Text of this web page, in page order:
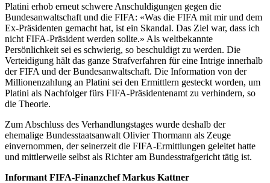
Platini erhob erneut schwere Anschuldigungen gegen die
Bundesanwaltschaft und die FIFA: «Was die FIFA mit mir und dem
Ex-Präsidenten gemacht hat, ist ein Skandal. Das Ziel war, dass ich
nicht FIFA-Präsident werden sollte.» Als weltbekannte
Persönlichkeit sei es schwierig, so beschuldigt zu werden. Die
Verteidigung hält das ganze Strafverfahren für eine Intrige innerhalb
der FIFA und der Bundesanwaltschaft. Die Information von der
Millionenzahlung an Platini sei den Ermittlern gesteckt worden, um
Platini als Nachfolger fürs FIFA-Präsidentenamt zu verhindern, so
die Theorie.
Zum Abschluss des Verhandlungstages wurde deshalb der
ehemalige Bundesstaatsanwalt Olivier Thormann als Zeuge
einvernommen, der seinerzeit die FIFA-Ermittlungen geleitet hatte
und mittlerweile selbst als Richter am Bundesstrafgericht tätig ist.
Informant FIFA-Finanzchef Markus Kattner